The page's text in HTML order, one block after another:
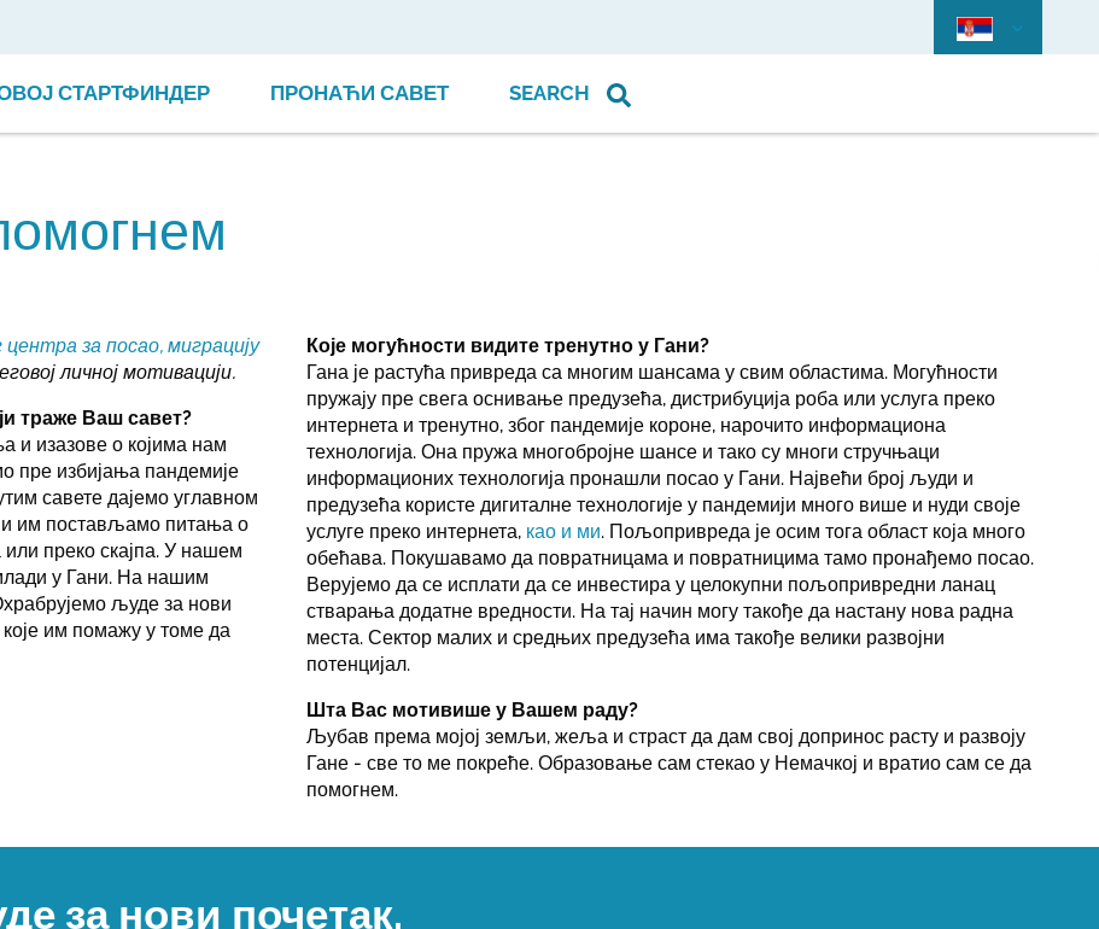
СТАРТФИНДЕР ПРОНАЋИ САВЕТ SEARCH
за посао, миграцију
личној мотивацији.
траже Ваш савет?
и изазове о којима нам
пре избијања пандемије
савете дајемо углавном
им постављамо питања о
преко скајпа. У нашем
у Гани. На нашим
људе за нови
им помажу у томе да
Које могућности видите тренутно у Гани?
Гана је растућа привреда са многим шансама у свим областима. Могућности
пружају пре свега оснивање предузећа, дистрибуција роба или услуга преко
интернета и тренутно, због пандемије короне, нарочито информациона
технологија. Она пружа многобројне шансе и тако су многи стручњаци
информационих технологија пронашли посао у Гани. Највећи број људи и
предузећа користе дигиталне технологије у пандемији много више и нуди своје
услуге преко интернета, као и ми. Пољопривреда је осим тога област која много
обећава. Покушавамо да повратницама и повратницима тамо пронађемо посао.
Верујемо да се исплати да се инвестира у целокупни пољопривредни ланац
стварања додатне вредности. На тај начин могу такође да настану нова радна
места. Сектор малих и средњих предузећа има такође велики развојни
потенцијал.
Шта Вас мотивише у Вашем раду?
Љубав према мојој земљи, жеља и страст да дам свој допринос расту и развоју
Гане - све то ме покреће. Образовање сам стекао у Немачкој и вратио сам се да
помогнем.
за нови почетак.